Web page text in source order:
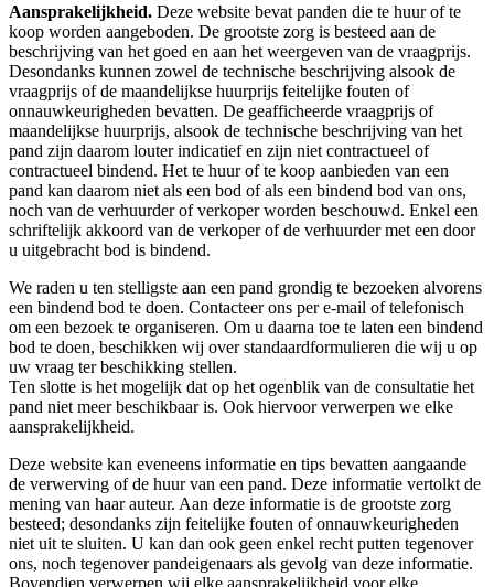
Aansprakelijkheid. Deze website bevat panden die te huur of te
koop worden aangeboden. De grootste zorg is besteed aan de
beschrijving van het goed en aan het weergeven van de vraagprijs.
Desondanks kunnen zowel de technische beschrijving alsook de
vraagprijs of de maandelijkse huurprijs feitelijke fouten of
onnauwkeurigheden bevatten. De geafficheerde vraagprijs of
maandelijkse huurprijs, alsook de technische beschrijving van het
pand zijn daarom louter indicatief en zijn niet contractueel of
contractueel bindend. Het te huur of te koop aanbieden van een
pand kan daarom niet als een bod of als een bindend bod van ons,
noch van de verhuurder of verkoper worden beschouwd. Enkel een
schriftelijk akkoord van de verkoper of de verhuurder met een door
u uitgebracht bod is bindend.
We raden u ten stelligste aan een pand grondig te bezoeken alvorens
een bindend bod te doen. Contacteer ons per e-mail of telefonisch
om een bezoek te organiseren. Om u daarna toe te laten een bindend
bod te doen, beschikken wij over standaardformulieren die wij u op
uw vraag ter beschikking stellen.
Ten slotte is het mogelijk dat op het ogenblik van de consultatie het
pand niet meer beschikbaar is. Ook hiervoor verwerpen we elke
aansprakelijkheid.
Deze website kan eveneens informatie en tips bevatten aangaande
de verwerving of de huur van een pand. Deze informatie vertolkt de
mening van haar auteur. Aan deze informatie is de grootste zorg
besteed; desondanks zijn feitelijke fouten of onnauwkeurigheden
niet uit te sluiten. U kan dan ook geen enkel recht putten tegenover
ons, noch tegenover pandeigenaars als gevolg van deze informatie.
Bovendien verwerpen wij elke aansprakelijkheid voor elke